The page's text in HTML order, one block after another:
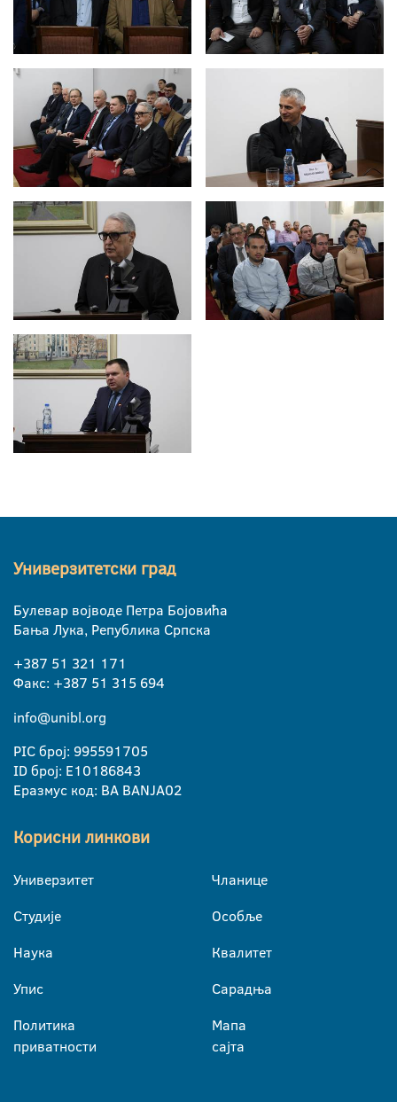
Универзитетски град
Булевар војводе Петра Бојовића
Бања Лука, Република Српска
+387 51 321 171
Факс: +387 51 315 694
info@unibl.org
PIC број: 995591705
ID број: E10186843
Еразмус код: BA BANJA02
Корисни линкови
Универзитет
Студије
Наука
Упис
Политика
приватности
Чланице
Особље
Квалитет
Сарадња
Мапа
сајта